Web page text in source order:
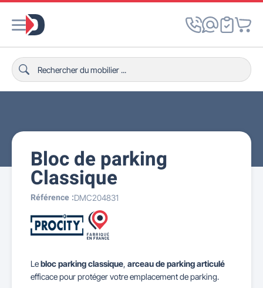
Bloc de parking
Classique
Référence :DMC204831
Lebloc parking classique, arceau de parking articulé
efficace pour protéger votre emplacement de parking.